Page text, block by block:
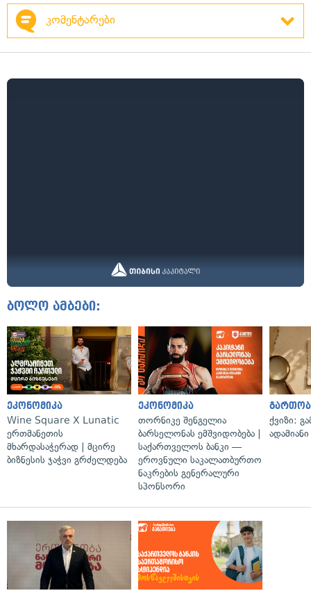
კომენტარები
ბოლო ამბები:
ეკონომიკა
Wine Square X Lunatic
ერთმანეთის
მხარდასაჭერად | მცირე
ბიზნესის ჯაჭვი გრძელდება
ეკონომიკა
თორნიკე შენგელია
ბარსელონას ემშვიდობება |
საქართველოს ბანკი —
ეროვნული საკალათბურთო
ნაკრების გენერალური
სპონსორი
ქვიზი: